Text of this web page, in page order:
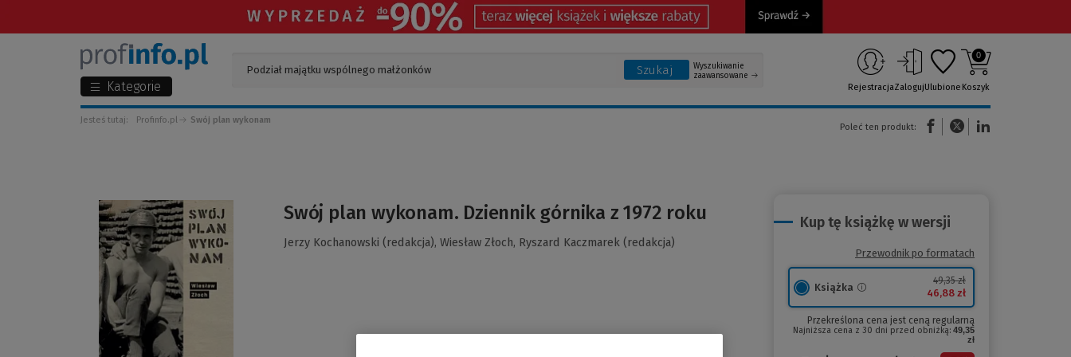
Kategorie
Szukaj
Wyszukiwanie
zaawansowane
RejestracjaZalogujUlubione
0
Koszyk
Jesteś tutaj: Profinfo.pl Swój plan wykonam
Poleć ten produkt:
(Nowe okno)(Link do innej strony)
Swój plan wykonam. Dziennik górnika z 1972 roku
Jerzy Kochanowski (redakcja), Wiesław Złoch, Ryszard Kaczmarek (redakcja)
Kup tę książkę w wersji
Przewodnik po formatach
Książka
49,35 zł
46,88 zł
Przekreślona cena jest ceną regularną
Najniższa cena z 30 dni przed obniżką: 49,35
zł